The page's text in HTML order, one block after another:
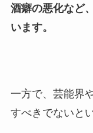
酒癖の悪化など
います。
一方で、芸能界
すべきでないと